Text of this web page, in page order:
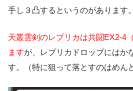
手し３凸するというのがあります。
天叢雲剣のレプリカは共闘EX2-4
ますが、レプリカドロップにはか
す。（特に狙って落とすのはめん